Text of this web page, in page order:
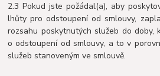
2.3 Pokud jste požádal(a), aby
lhůty pro odstoupení od smlouvy,
rozsahu poskytnutých služeb do doby,
o odstoupení od smlouvy, a to v
služeb stanoveným ve smlouvě.